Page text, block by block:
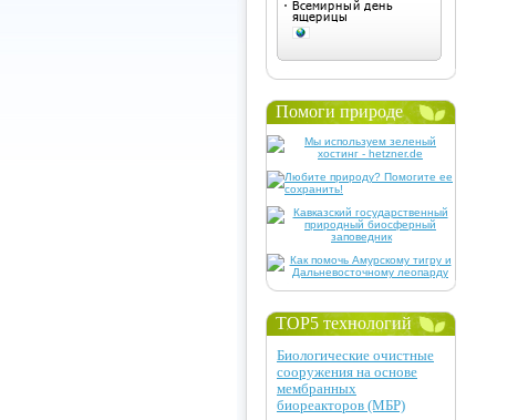
Помоги природе
TOP5 технологий
Биологические очистные
сооружения на основе
мембранных
биореакторов (МБР)